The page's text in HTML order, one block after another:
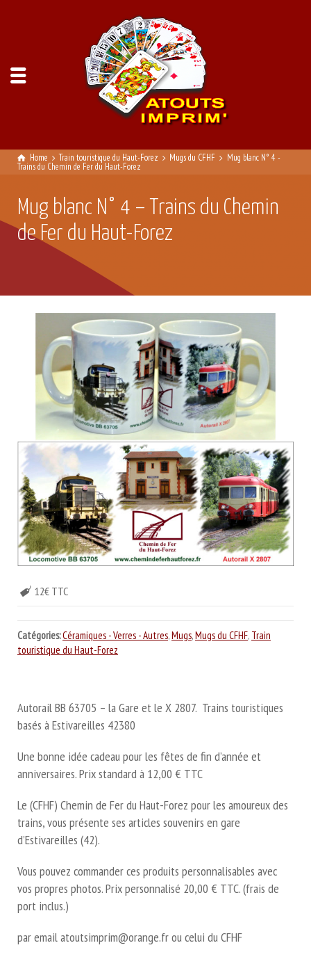
Home Train touristique du Haut-Forez Mugs du CFHF Mug blanc N° 4 -
Trains du Chemin de Fer du Haut-Forez
Mug blanc N° 4 – Trains du Chemin
de Fer du Haut-Forez
12€ TTC
Catégories:Céramiques - Verres - Autres,Mugs,Mugs du CFHF, Train
touristique du Haut-Forez
Autorail BB 63705 – la Gare et le X 2807. Trains touristiques
basés à Estivareilles 42380
Une bonne idée cadeau pour les fêtes de fin d’année et
anniversaires. Prix standard à 12,00 € TTC
Le (CFHF) Chemin de Fer du Haut-Forez pour les amoureux des
trains, vous présente ses articles souvenirs en gare
d’Estivareilles (42).
Vous pouvez commander ces produits personnalisables avec
vos propres photos. Prix personnalisé 20,00 € TTC. (frais de
port inclus.)
par email atoutsimprim@orange.fr ou celui du CFHF